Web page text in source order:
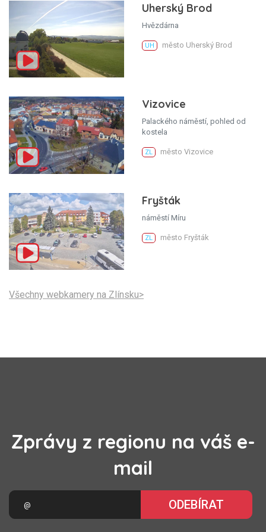
Uherský Brod
Hvězdárna
UH město Uherský Brod
Vizovice
Palackého náměstí, pohled od
kostela
ZL město Vizovice
Fryšták
náměstí Míru
ZL město Fryšták
Všechny webkamery na Zlínsku>
Zprávy z regionu na váš e-
mail
ODEBÍRAT